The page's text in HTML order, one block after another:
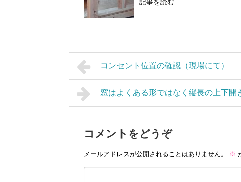
記事を読む
コンセント位置の確認（現場にて）
窓はよくある形ではなく縦長の上下開
コメントをどうぞ
メールアドレスが公開されることはありません。 ※